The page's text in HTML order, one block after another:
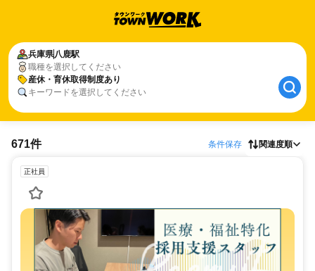
兵庫県八鹿駅
職種を選択してください
産休・育休取得制度あり
キーワードを選択してください
671件 条件保存 関連度順
正社員